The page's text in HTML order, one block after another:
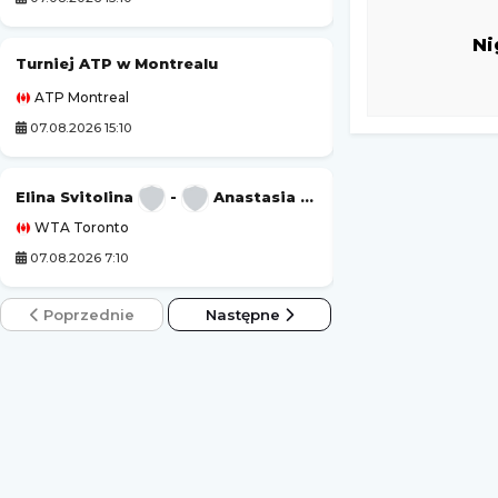
Turniej ATP w Montrealu
ATP Montreal
07.08.2026 15:10
Elina Svitolina - Anastasia Potapova
WTA Toronto
07.08.2026 7:10
Poprzednie Następne